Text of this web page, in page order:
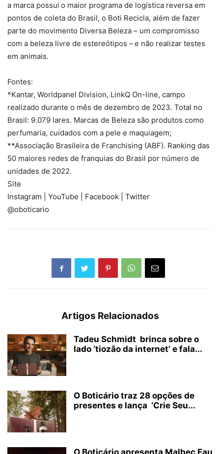
a marca possui o maior programa de logística reversa em
pontos de coleta do Brasil, o Boti Recicla, além de fazer
parte do movimento Diversa Beleza – um compromisso
com a beleza livre de estereótipos – e não realizar testes
em animais.
Fontes:
*Kantar, Worldpanel Division, LinkQ On-line, campo
realizado durante o mês de dezembro de 2023. Total no
Brasil: 9.079 lares. Marcas de Beleza são produtos como
perfumaria, cuidados com a pele e maquiagem;
**Associação Brasileira de Franchising (ABF). Ranking das
50 maiores redes de franquias do Brasil por número de
unidades de 2022.
Site
Instagram | YouTube | Facebook | Twitter
@oboticario
Artigos Relacionados
Tadeu Schmidt brinca sobre o
lado ‘tiozão da internet’ e fala...
O Boticário traz 28 opções de
presentes e lança ‘Crie Seu...
O Boticário apresenta Malbec Eau